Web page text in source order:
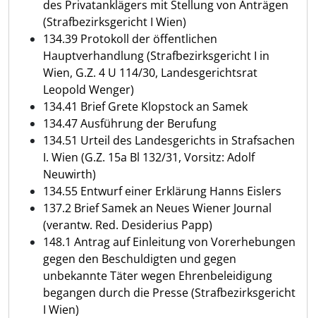
des Privatanklägers mit Stellung von Anträgen
(Strafbezirksgericht I Wien)
134.39 Protokoll der öffentlichen
Hauptverhandlung (Strafbezirksgericht I in
Wien, G.Z. 4 U 114/30, Landesgerichtsrat
Leopold Wenger)
134.41 Brief Grete Klopstock an Samek
134.47 Ausführung der Berufung
134.51 Urteil des Landesgerichts in Strafsachen
I. Wien (G.Z. 15a Bl 132/31, Vorsitz: Adolf
Neuwirth)
134.55 Entwurf einer Erklärung Hanns Eislers
137.2 Brief Samek an Neues Wiener Journal
(verantw. Red. Desiderius Papp)
148.1 Antrag auf Einleitung von Vorerhebungen
gegen den Beschuldigten und gegen
unbekannte Täter wegen Ehrenbeleidigung
begangen durch die Presse (Strafbezirksgericht
I Wien)